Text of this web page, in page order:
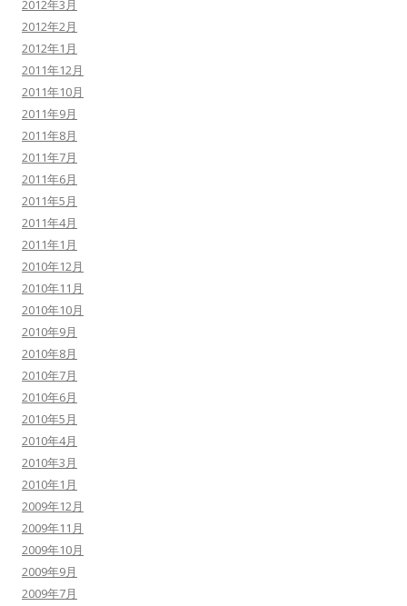
2012年3月
2012年2月
2012年1月
2011年12月
2011年10月
2011年9月
2011年8月
2011年7月
2011年6月
2011年5月
2011年4月
2011年1月
2010年12月
2010年11月
2010年10月
2010年9月
2010年8月
2010年7月
2010年6月
2010年5月
2010年4月
2010年3月
2010年1月
2009年12月
2009年11月
2009年10月
2009年9月
2009年7月